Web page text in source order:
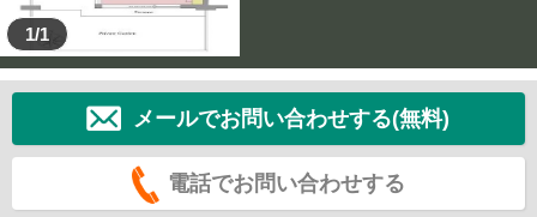
1/1
メールでお問い合わせする(無料)
電話でお問い合わせする